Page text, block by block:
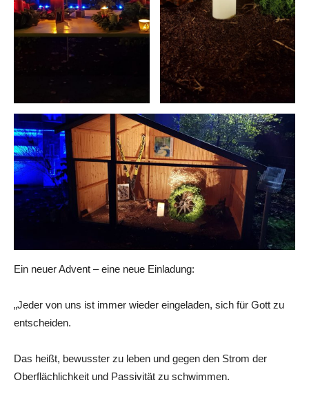
Ein neuer Advent – eine neue Einladung:
„Jeder von uns ist immer wieder eingeladen, sich für Gott zu
entscheiden.
Das heißt, bewusster zu leben und gegen den Strom der
Oberflächlichkeit und Passivität zu schwimmen.